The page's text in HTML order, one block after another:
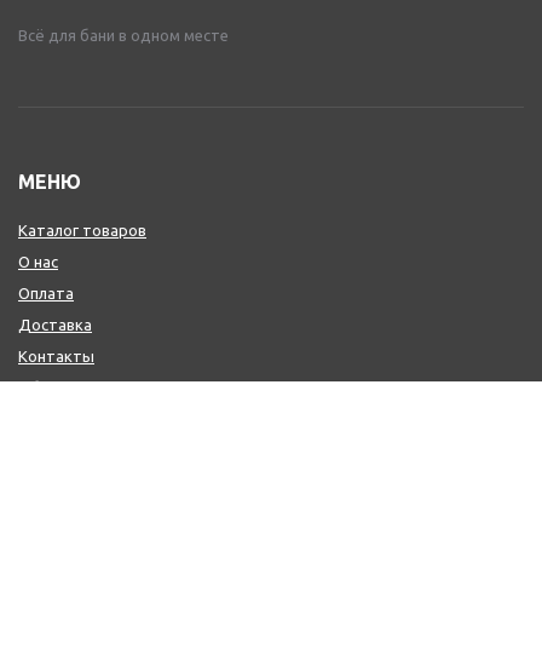
Всё для бани в одном месте
МЕНЮ
Каталог товаров
О нас
Оплата
Доставка
Контакты
Обмен и возврат